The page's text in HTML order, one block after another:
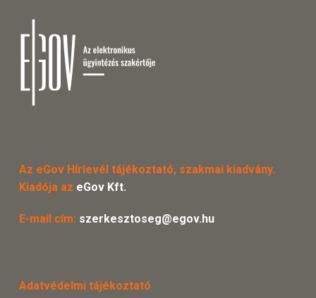
Az eGov Hírlevél tájékoztató, szakmai kiadvány.
Kiadója az eGov Kft.
E-mail cím: szerkesztoseg@egov.hu
Adatvédelmi tájékoztató